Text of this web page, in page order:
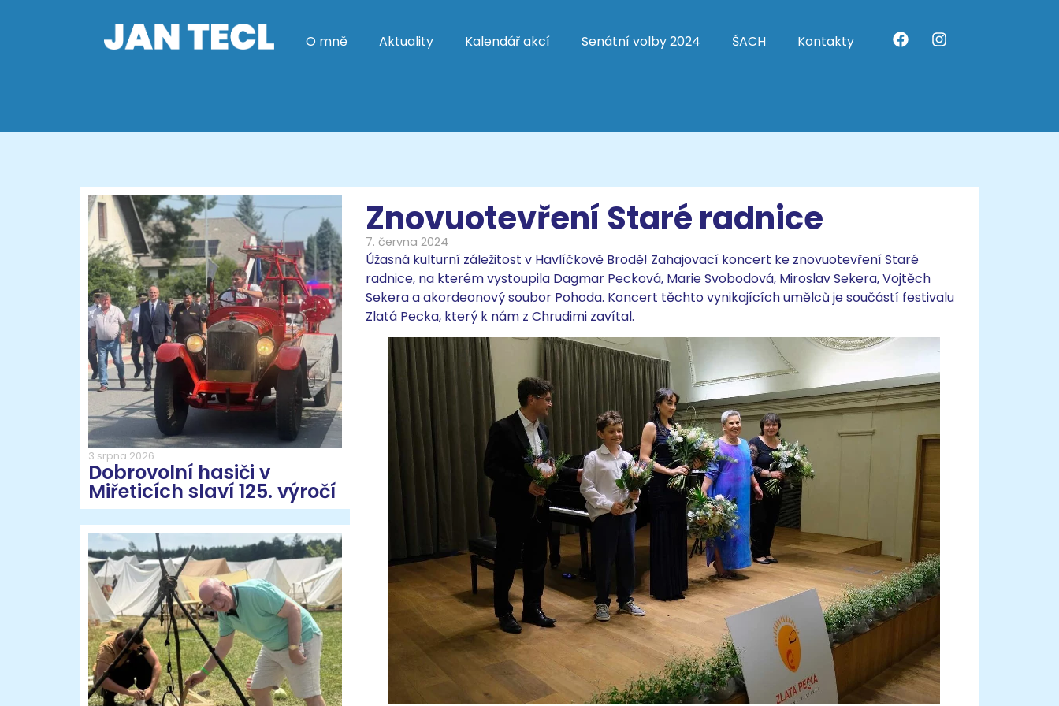
O mně Aktuality Kalendář akcí Senátní volby 2024 ŠACH Kontakty
3 srpna 2026
Dobrovolní hasiči v
Miřeticích slaví 125. výročí
Znovuotevření Staré radnice
7. června 2024
Úžasná kulturní záležitost v Havlíčkově Brodě! Zahajovací koncert ke znovuotevření Staré
radnice, na kterém vystoupila Dagmar Pecková, Marie Svobodová, Miroslav Sekera, Vojtěch
Sekera a akordeonový soubor Pohoda. Koncert těchto vynikajících umělců je součástí festivalu
Zlatá Pecka, který k nám z Chrudimi zavítal.